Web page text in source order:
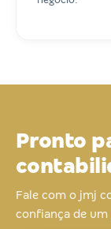
Pronto
Fale com o jmj
confiança de um